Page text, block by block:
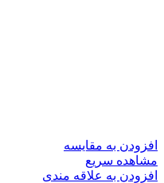
افزودن به مقایسه
مشاهده سریع
افزودن به علاقه مندی